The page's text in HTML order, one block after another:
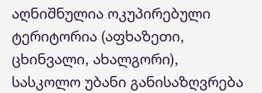
აღნიშნულია ოკუპირებული
ტერიტორია (აფხაზეთი,
ცხინვალი, ახალგორი),
სასკოლო უბანი განისაზღვრება